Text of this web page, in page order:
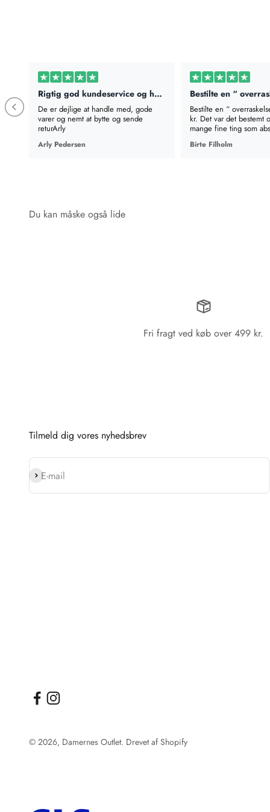
Rigtig god kundeservice og hurtig levering
De er dejlige at handle med, gode
varer og nemt at bytte og sende
returArly
Arly Pedersen
Bestilte en “
kr. Det var det bestemt
mange fine ting som
brugbart. Fik næsten
en mere, til den pris
Birte Filholm
Fri fragt ved køb over 499 kr.
Tilmeld dig vores nyhedsbrev
E-mail
Abonnér
© 2026, Damernes Outlet. Drevet af Shopify